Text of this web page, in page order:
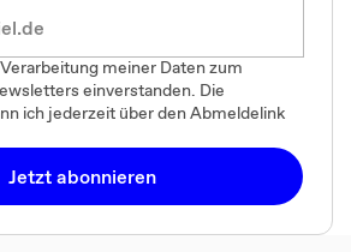
meiner Daten zum
einverstanden. Die
ich jederzeit über den Abmeldelink
Jetzt abonnieren